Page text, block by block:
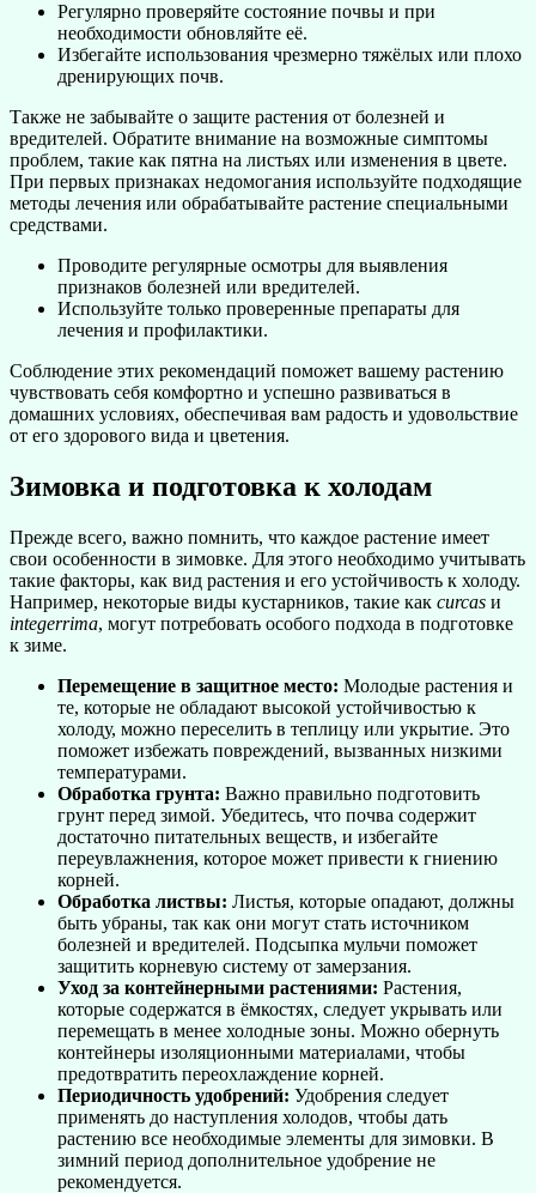
Регулярно проверяйте состояние почвы и при
необходимости обновляйте её.
Избегайте использования чрезмерно тяжёлых или плохо
дренирующих почв.
Также не забывайте о защите растения от болезней и
вредителей. Обратите внимание на возможные симптомы
проблем, такие как пятна на листьях или изменения в цвете.
При первых признаках недомогания используйте подходящие
методы лечения или обрабатывайте растение специальными
средствами.
Проводите регулярные осмотры для выявления
признаков болезней или вредителей.
Используйте только проверенные препараты для
лечения и профилактики.
Соблюдение этих рекомендаций поможет вашему растению
чувствовать себя комфортно и успешно развиваться в
домашних условиях, обеспечивая вам радость и удовольствие
от его здорового вида и цветения.
Зимовка и подготовка к холодам
Прежде всего, важно помнить, что каждое растение имеет
свои особенности в зимовке. Для этого необходимо учитывать
такие факторы, как вид растения и его устойчивость к холоду.
Например, некоторые виды кустарников, такие как curcas и
integerrima, могут потребовать особого подхода в подготовке
к зиме.
Перемещение в защитное место: Молодые растения и
те, которые не обладают высокой устойчивостью к
холоду, можно переселить в теплицу или укрытие. Это
поможет избежать повреждений, вызванных низкими
температурами.
Обработка грунта: Важно правильно подготовить
грунт перед зимой. Убедитесь, что почва содержит
достаточно питательных веществ, и избегайте
переувлажнения, которое может привести к гниению
корней.
Обработка листвы: Листья, которые опадают, должны
быть убраны, так как они могут стать источником
болезней и вредителей. Подсыпка мульчи поможет
защитить корневую систему от замерзания.
Уход за контейнерными растениями: Растения,
которые содержатся в ёмкостях, следует укрывать или
перемещать в менее холодные зоны. Можно обернуть
контейнеры изоляционными материалами, чтобы
предотвратить переохлаждение корней.
Периодичность удобрений: Удобрения следует
применять до наступления холодов, чтобы дать
растению все необходимые элементы для зимовки. В
зимний период дополнительное удобрение не
рекомендуется.